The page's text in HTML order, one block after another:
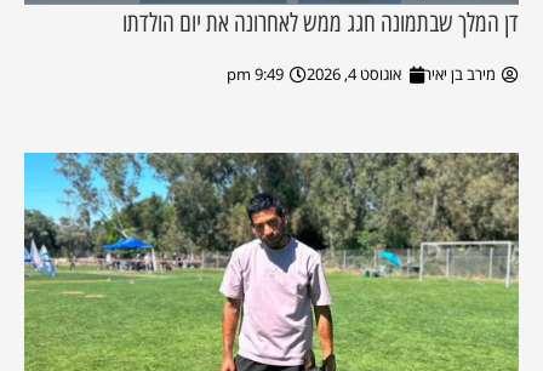
דן המלך שבתמונה חגג ממש לאחרונה את יום הולדתו
מירב בן יאיר אוגוסט 4, 2026 9:49 pm